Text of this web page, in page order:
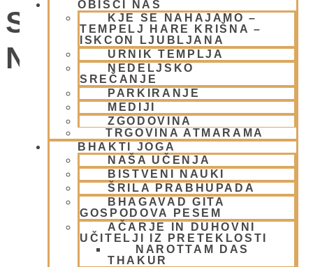
OBIŠČI NAS
KJE SE NAHAJAMO –
TEMPELJ HARE KRIŠNA –
ISKCON LJUBLJANA
URNIK TEMPLJA
NEDELJSKO
SREČANJE
PARKIRANJE
MEDIJI
ZGODOVINA
TRGOVINA ATMARAMA
BHAKTI JOGA
NAŠA UČENJA
BISTVENI NAUKI
ŠRILA PRABHUPADA
BHAGAVAD GITA
GOSPODOVA PESEM
AČARJE IN DUHOVNI
UČITELJI IZ PRETEKLOSTI
NAROTTAM DAS
THAKUR
SOBOTNI KIRTAN -
NAMA JAGJA
Dogodki